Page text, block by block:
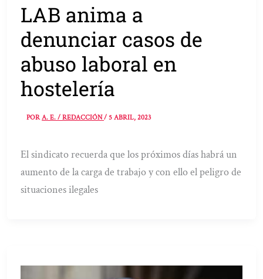
LAB anima a
denunciar casos de
abuso laboral en
hostelería
PORA. E. / REDACCIÓN/5 ABRIL, 2023
El sindicato recuerda que los próximos días habrá un
aumento de la carga de trabajo y con ello el peligro de
situaciones ilegales